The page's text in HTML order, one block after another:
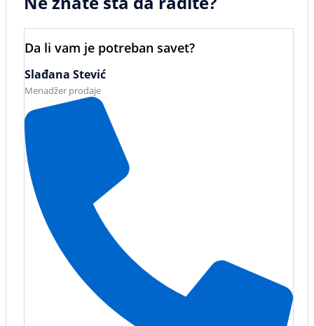
Da li vam je potreban savet?
Slađana Stević
Menadžer prodaje